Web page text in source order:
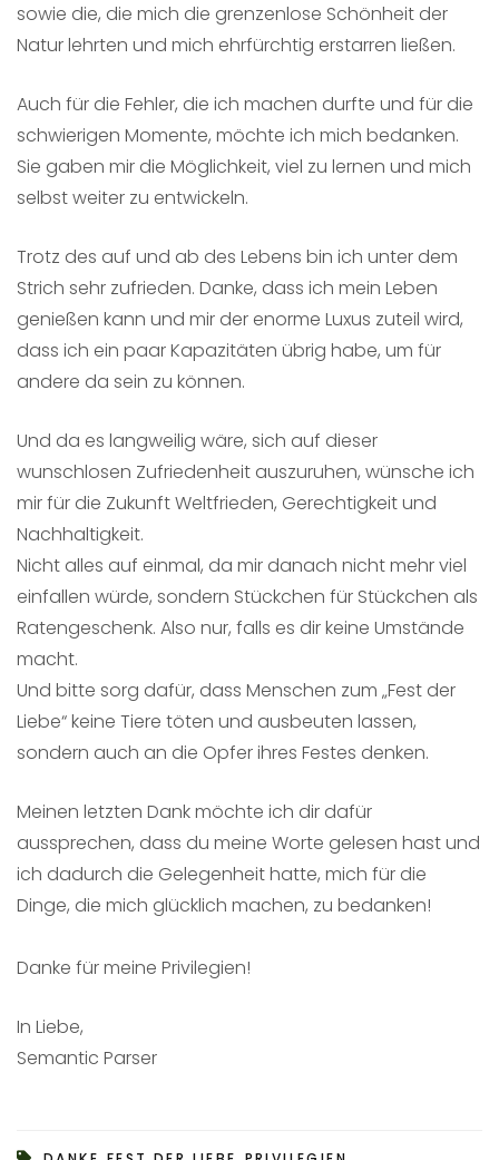
sowie die, die mich die grenzenlose Schönheit der
Natur lehrten und mich ehrfürchtig erstarren ließen.
Auch für die Fehler, die ich machen durfte und für die
schwierigen Momente, möchte ich mich bedanken.
Sie gaben mir die Möglichkeit, viel zu lernen und mich
selbst weiter zu entwickeln.
Trotz des auf und ab des Lebens bin ich unter dem
Strich sehr zufrieden. Danke, dass ich mein Leben
genießen kann und mir der enorme Luxus zuteil wird,
dass ich ein paar Kapazitäten übrig habe, um für
andere da sein zu können.
Und da es langweilig wäre, sich auf dieser
wunschlosen Zufriedenheit auszuruhen, wünsche ich
mir für die Zukunft Weltfrieden, Gerechtigkeit und
Nachhaltigkeit.
Nicht alles auf einmal, da mir danach nicht mehr viel
einfallen würde, sondern Stückchen für Stückchen als
Ratengeschenk. Also nur, falls es dir keine Umstände
macht.
Und bitte sorg dafür, dass Menschen zum „Fest der
Liebe“ keine Tiere töten und ausbeuten lassen,
sondern auch an die Opfer ihres Festes denken.
Meinen letzten Dank möchte ich dir dafür
aussprechen, dass du meine Worte gelesen hast und
ich dadurch die Gelegenheit hatte, mich für die
Dinge, die mich glücklich machen, zu bedanken!
Danke für meine Privilegien!
In Liebe,
Semantic Parser